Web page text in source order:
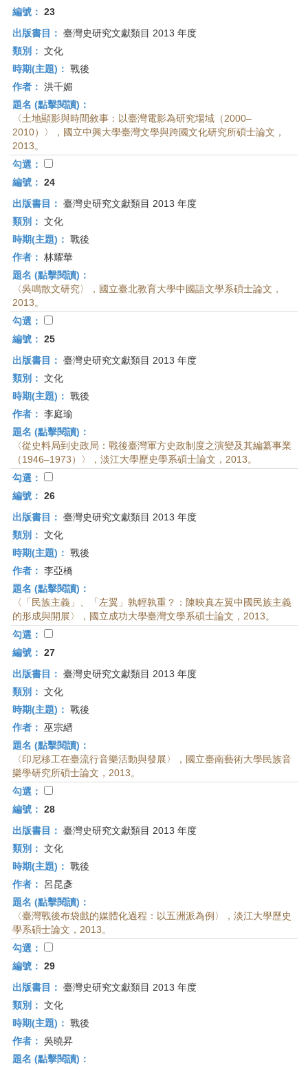
編號： 23
出版書目： 臺灣史研究文獻類目 2013 年度
類別： 文化
時期(主題)： 戰後
作者： 洪千媚
題名 (點擊閱讀)：
〈土地顯影與時間敘事：以臺灣電影為研究場域（2000–
2010）〉，國立中興大學臺灣文學與跨國文化研究所碩士論文，
2013。
勾選：
編號： 24
出版書目： 臺灣史研究文獻類目 2013 年度
類別： 文化
時期(主題)： 戰後
作者： 林耀華
題名 (點擊閱讀)：
〈吳鳴散文研究〉，國立臺北教育大學中國語文學系碩士論文，
2013。
勾選：
編號： 25
出版書目： 臺灣史研究文獻類目 2013 年度
類別： 文化
時期(主題)： 戰後
作者： 李庭瑜
題名 (點擊閱讀)：
〈從史料局到史政局：戰後臺灣軍方史政制度之演變及其編纂事業
（1946–1973）〉，淡江大學歷史學系碩士論文，2013。
勾選：
編號： 26
出版書目： 臺灣史研究文獻類目 2013 年度
類別： 文化
時期(主題)： 戰後
作者： 李亞橋
題名 (點擊閱讀)：
〈「民族主義」、「左翼」孰輕孰重？：陳映真左翼中國民族主義
的形成與開展〉，國立成功大學臺灣文學系碩士論文，2013。
勾選：
編號： 27
出版書目： 臺灣史研究文獻類目 2013 年度
類別： 文化
時期(主題)： 戰後
作者： 巫宗縉
題名 (點擊閱讀)：
〈印尼移工在臺流行音樂活動與發展〉，國立臺南藝術大學民族音
樂學研究所碩士論文，2013。
勾選：
編號： 28
出版書目： 臺灣史研究文獻類目 2013 年度
類別： 文化
時期(主題)： 戰後
作者：
呂昆彥
題名 (點擊閱讀)：
〈臺灣戰後布袋戲的媒體化過程：以五洲派為例〉，淡江大學歷史
學系碩士論文，2013。
勾選：
編號： 29
出版書目： 臺灣史研究文獻類目 2013 年度
類別： 文化
時期(主題)： 戰後
作者： 吳曉昇
題名 (點擊閱讀)：